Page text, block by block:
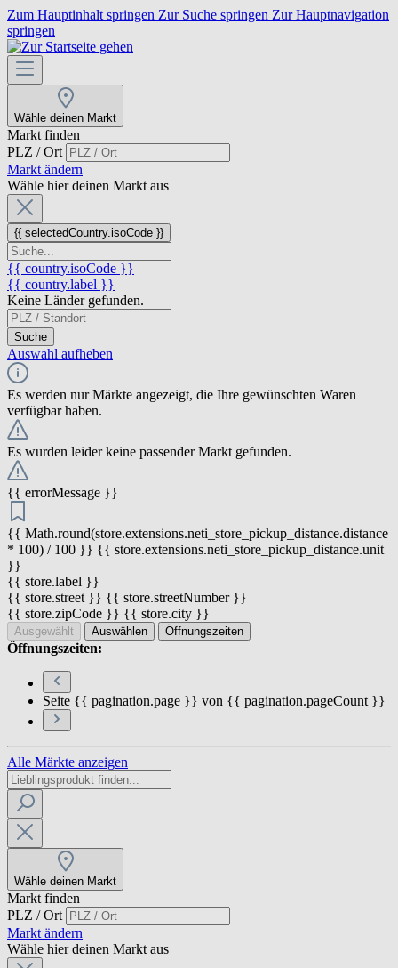
Zum Hauptinhalt springen Zur Suche springen Zur Hauptnavigation
springen
Wähle deinen Markt
Markt finden
PLZ / Ort
Markt ändern
Wähle hier deinen Markt aus
{{ selectedCountry.isoCode }}
{{ country.isoCode }}
{{ country.label }}
Keine Länder gefunden.
Suche
Auswahl aufheben
Es werden nur Märkte angezeigt, die Ihre gewünschten Waren
verfügbar haben.
Es wurden leider keine passender Markt gefunden.
{{ errorMessage }}
{{ Math.round(store.extensions.neti_store_pickup_distance.distance
* 100) / 100 }} {{ store.extensions.neti_store_pickup_distance.unit
}}
{{ store.label }}
{{ store.street }} {{ store.streetNumber }}
{{ store.zipCode }} {{ store.city }}
Ausgewählt Auswählen Öffnungszeiten
Öffnungszeiten:
Seite {{ pagination.page }} von {{ pagination.pageCount }}
Alle Märkte anzeigen
Wähle deinen Markt
Markt finden
PLZ / Ort
Markt ändern
Wähle hier deinen Markt aus